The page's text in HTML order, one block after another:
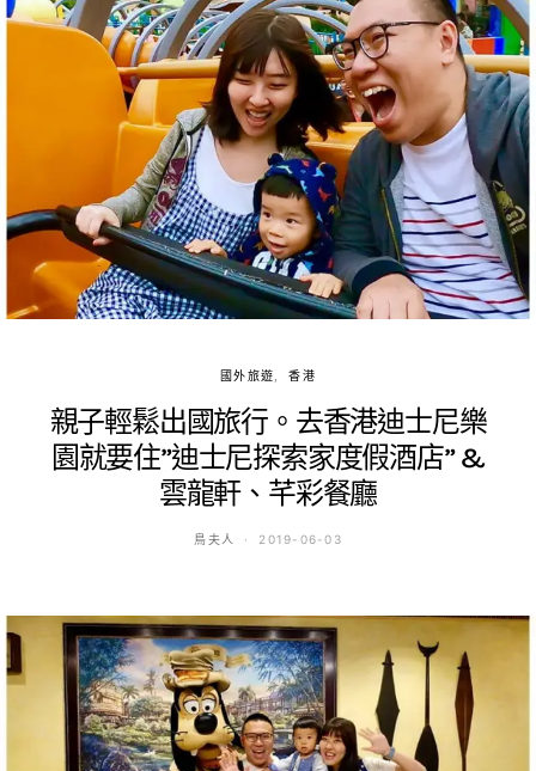
國外旅遊 香港
親子輕鬆出國旅行。去香港迪士尼樂
園就要住”迪士尼探索家度假酒店” &
雲龍軒、芊彩餐廳
鳥夫人 2019-06-03